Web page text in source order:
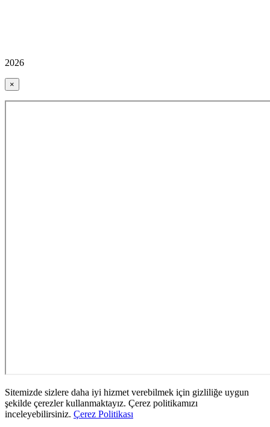
2026
×
Sitemizde sizlere daha iyi hizmet verebilmek için gizliliğe uygun
şekilde çerezler kullanmaktayız. Çerez politikamızı
inceleyebilirsiniz. Çerez Politikası